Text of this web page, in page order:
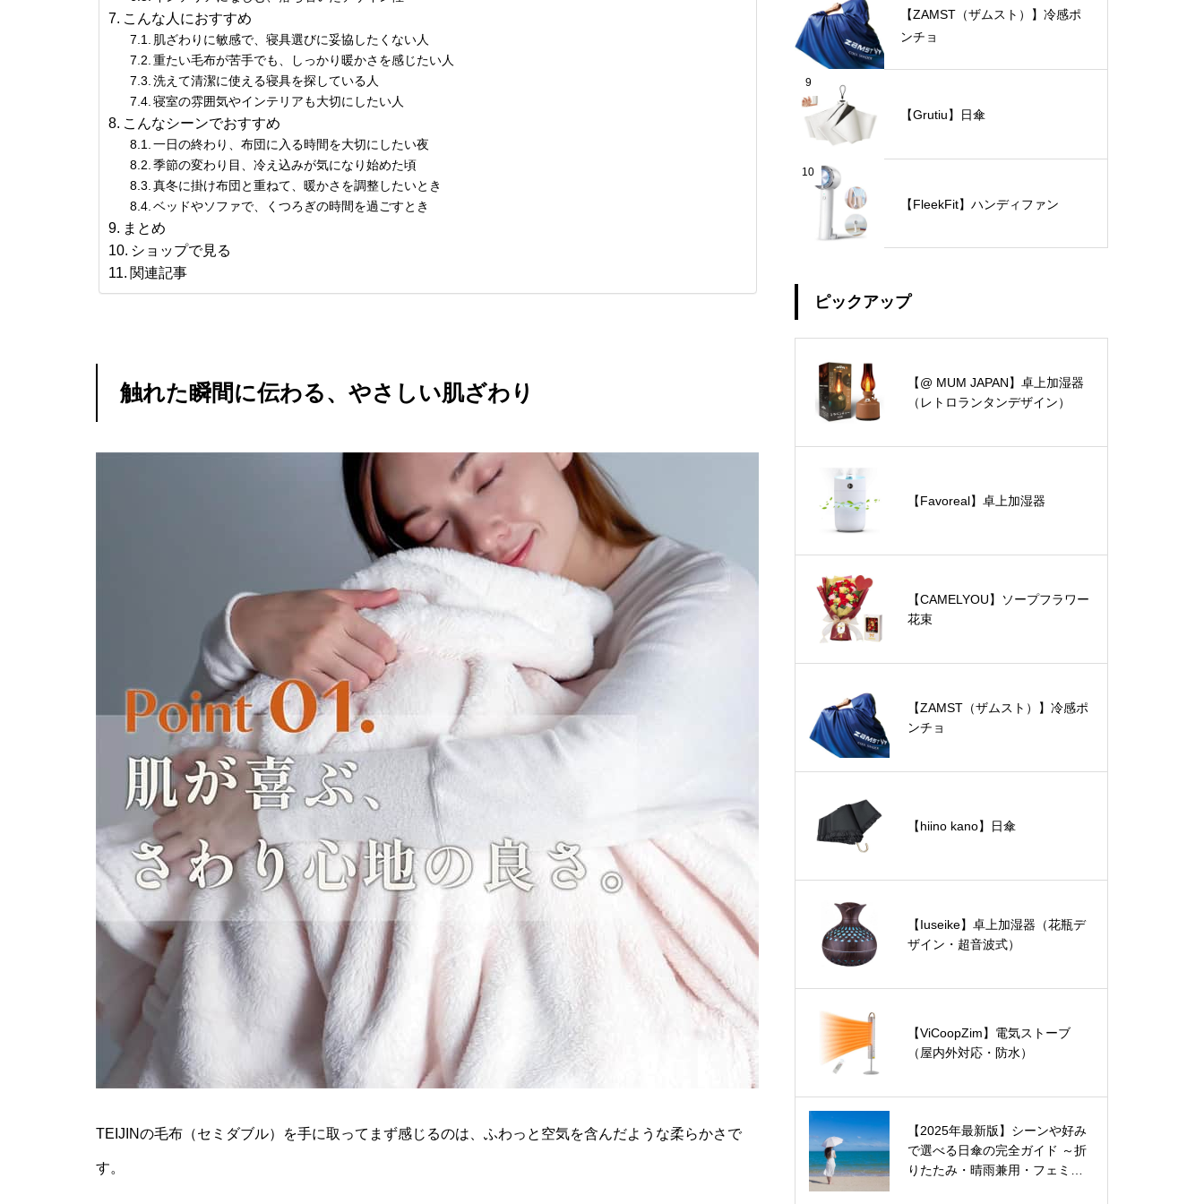
こんな人におすすめ
肌ざわりに敏感で、寝具選びに妥協したくない人
重たい毛布が苦手でも、しっかり暖かさを感じたい人
洗えて清潔に使える寝具を探している人
寝室の雰囲気やインテリアも大切にしたい人
こんなシーンでおすすめ
一日の終わり、布団に入る時間を大切にしたい夜
季節の変わり目、冷え込みが気になり始めた頃
真冬に掛け布団と重ねて、暖かさを調整したいとき
ベッドやソファで、くつろぎの時間を過ごすとき
まとめ
ショップで見る
関連記事
触れた瞬間に伝わる、やさしい肌ざわり
TEIJINの毛布（セミダブル）を手に取ってまず感じるのは、ふわっと空気を含んだような柔らかさで
す。
【ZAMST（ザムスト）】冷感ポ
ンチョ
9
【Grutiu】日傘
10
【FleekFit】ハンディファン
ピックアップ
【@ MUM JAPAN】卓上加湿器
（レトロランタンデザイン）
【Favoreal】卓上加湿器
【CAMELYOU】ソープフラワー
花束
【ZAMST（ザムスト）】冷感ポ
ンチョ
【hiino kano】日傘
【Iuseike】卓上加湿器（花瓶デ
ザイン・超音波式）
【ViCoopZim】電気ストーブ
（屋内外対応・防水）
【2025年最新版】シーンや好み
で選べる日傘の完全ガイド ～折
りたたみ・晴雨兼用・フェミニ